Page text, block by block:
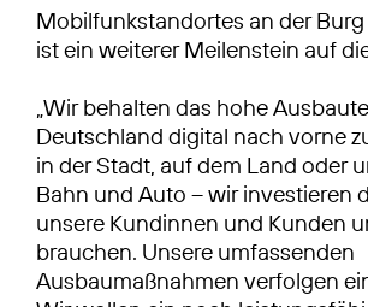
Mobilfunkstandortes an der
ist ein weiterer Meilenstein auf
„Wir behalten das hohe
Deutschland digital nach vorne
in der Stadt, auf dem Land oder
Bahn und Auto – wir investieren
unsere Kundinnen und Kunden
brauchen. Unsere umfassenden
Ausbaumaßnahmen verfolgen